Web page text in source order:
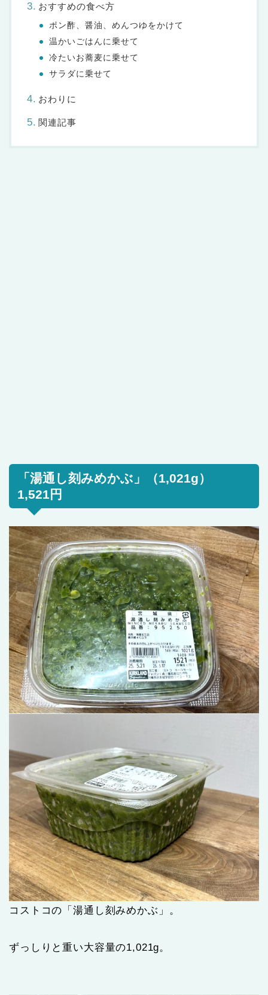
おすすめの食べ方
ポン酢、醤油、めんつゆをかけて
温かいごはんに乗せて
冷たいお蕎麦に乗せて
サラダに乗せて
おわりに
関連記事
「湯通し刻みめかぶ」（1,021g）
1,521円
コストコの「湯通し刻みめかぶ」。
ずっしりと重い大容量の1,021g。